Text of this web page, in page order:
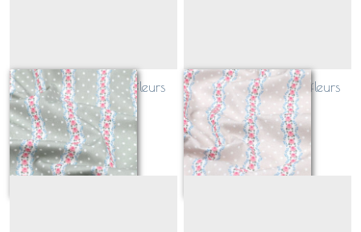
PATCHWORK rayé fleurs
VERT
Sur demande
PATCHWORK rayé fleurs
BEIGE
Sur demande